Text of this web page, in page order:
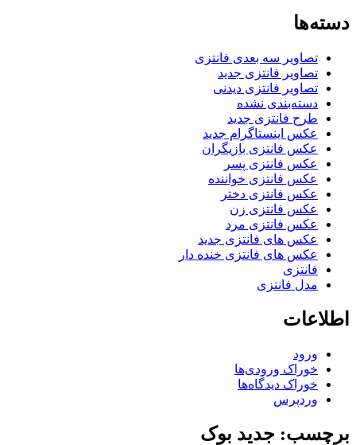
دسته‌ها
تصاویر سه بعدی فانتزی
تصاویر فانتزی جدید
تصاویر فانتزی دیدنی
دسته‌بندی نشده
طرح فانتزی جدید
عکس اینستاگرام جدید
عکس فانتزی بازیگران
عکس فانتزی پسر
عکس فانتزی خواننده
عکس فانتزی دختر
عکس فانتزی زن
عکس فانتزی مرد
عکس های فانتزی جدید
عکس های فانتزی خنده دار
فانتزی
مدل فانتزی
اطلاعات
ورود
خوراک ورودی‌ها
خوراک دیدگاه‌ها
وردپرس
برچسب: جدید بوک